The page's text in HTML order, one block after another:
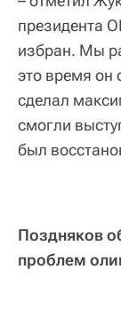
президента
избран. Мы
это время он
сделал
смогли
был
Поздняков
проблем